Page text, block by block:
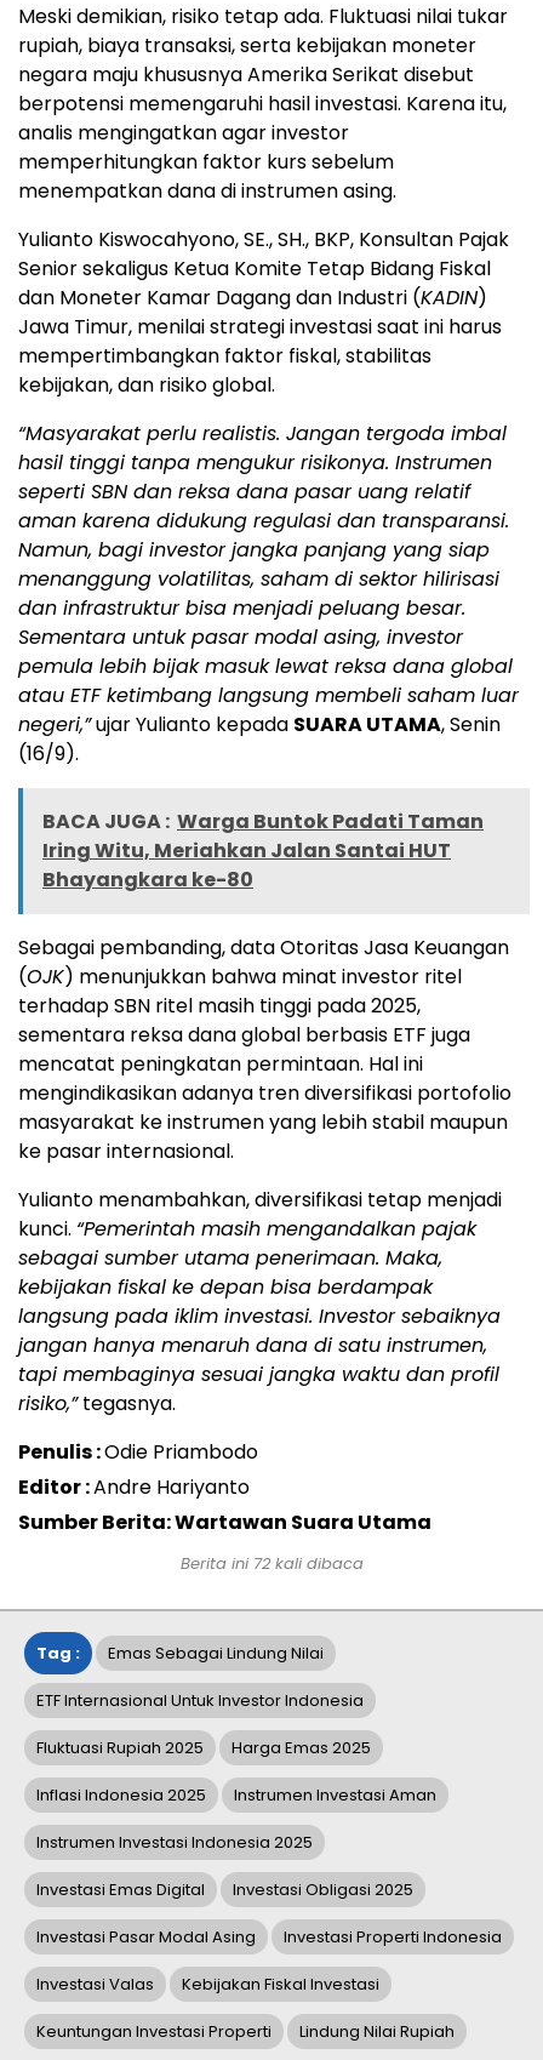
Meski demikian, risiko tetap ada. Fluktuasi nilai tukar
rupiah, biaya transaksi, serta kebijakan moneter
negara maju khususnya Amerika Serikat disebut
berpotensi memengaruhi hasil investasi. Karena itu,
analis mengingatkan agar investor
memperhitungkan faktor kurs sebelum
menempatkan dana di instrumen asing.
Yulianto Kiswocahyono, SE., SH., BKP, Konsultan Pajak
Senior sekaligus Ketua Komite Tetap Bidang Fiskal
dan Moneter Kamar Dagang dan Industri (KADIN)
Jawa Timur, menilai strategi investasi saat ini harus
mempertimbangkan faktor fiskal, stabilitas
kebijakan, dan risiko global.
“Masyarakat perlu realistis. Jangan tergoda imbal
hasil tinggi tanpa mengukur risikonya. Instrumen
seperti SBN dan reksa dana pasar uang relatif
aman karena didukung regulasi dan transparansi.
Namun, bagi investor jangka panjang yang siap
menanggung volatilitas, saham di sektor hilirisasi
dan infrastruktur bisa menjadi peluang besar.
Sementara untuk pasar modal asing, investor
pemula lebih bijak masuk lewat reksa dana global
atau ETF ketimbang langsung membeli saham luar
negeri,”ujar Yulianto kepada SUARA UTAMA, Senin
(16/9).
BACA JUGA : Warga Buntok Padati Taman
Iring Witu, Meriahkan Jalan Santai HUT
Bhayangkara ke-80
Sebagai pembanding, data Otoritas Jasa Keuangan
(OJK) menunjukkan bahwa minat investor ritel
terhadap SBN ritel masih tinggi pada 2025,
sementara reksa dana global berbasis ETF juga
mencatat peningkatan permintaan. Hal ini
mengindikasikan adanya tren diversifikasi portofolio
masyarakat ke instrumen yang lebih stabil maupun
ke pasar internasional.
Yulianto menambahkan, diversifikasi tetap menjadi
kunci. “Pemerintah masih mengandalkan pajak
sebagai sumber utama penerimaan. Maka,
kebijakan fiskal ke depan bisa berdampak
langsung pada iklim investasi. Investor sebaiknya
jangan hanya menaruh dana di satu instrumen,
tapi membaginya sesuai jangka waktu dan profil
risiko,”tegasnya.
Penulis :Odie Priambodo
Editor :Andre Hariyanto
Sumber Berita: Wartawan Suara Utama
Berita ini 72kali dibaca
Tag : Emas Sebagai Lindung Nilai
ETF Internasional Untuk Investor Indonesia
Fluktuasi Rupiah 2025 Harga Emas 2025
Inflasi Indonesia 2025 Instrumen Investasi Aman
Instrumen Investasi Indonesia 2025
Investasi Emas Digital Investasi Obligasi 2025
Investasi Pasar Modal Asing Investasi Properti Indonesia
Investasi Valas Kebijakan Fiskal Investasi
Keuntungan Investasi Properti Lindung Nilai Rupiah